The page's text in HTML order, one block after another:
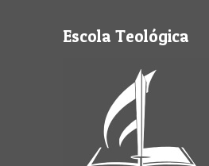
Escola Teológica